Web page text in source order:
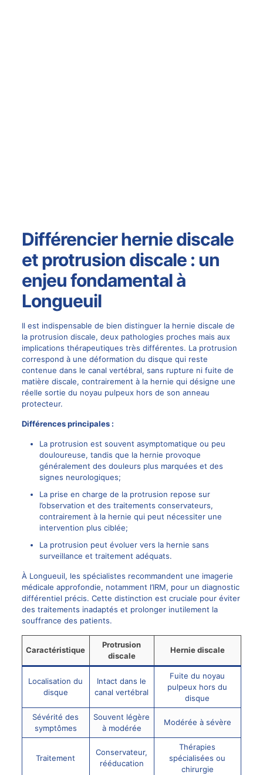
Différencier hernie discale
et protrusion discale : un
enjeu fondamental à
Longueuil
Il est indispensable de bien distinguer la hernie discale de
la protrusion discale, deux pathologies proches mais aux
implications thérapeutiques très différentes. La protrusion
correspond à une déformation du disque qui reste
contenue dans le canal vertébral, sans rupture ni fuite de
matière discale, contrairement à la hernie qui désigne une
réelle sortie du noyau pulpeux hors de son anneau
protecteur.
Différences principales :
La protrusion est souvent asymptomatique ou peu
douloureuse, tandis que la hernie provoque
généralement des douleurs plus marquées et des
signes neurologiques;
La prise en charge de la protrusion repose sur
l’observation et des traitements conservateurs,
contrairement à la hernie qui peut nécessiter une
intervention plus ciblée;
La protrusion peut évoluer vers la hernie sans
surveillance et traitement adéquats.
À Longueuil, les spécialistes recommandent une imagerie
médicale approfondie, notamment l’IRM, pour un diagnostic
différentiel précis. Cette distinction est cruciale pour éviter
des traitements inadaptés et prolonger inutilement la
souffrance des patients.
Caractéristique
Protrusion
discale
Hernie discale
Localisation du
disque
Intact dans le
canal vertébral
Fuite du noyau
pulpeux hors du
disque
Sévérité des
symptômes
Souvent légère
à modérée
Modérée à sévère
Traitement
Conservateur,
rééducation
Thérapies
spécialisées ou
chirurgie